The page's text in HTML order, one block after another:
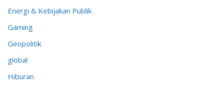
Energi & Kebijakan Publik
Gaming
Geopolitik
global
Hiburan